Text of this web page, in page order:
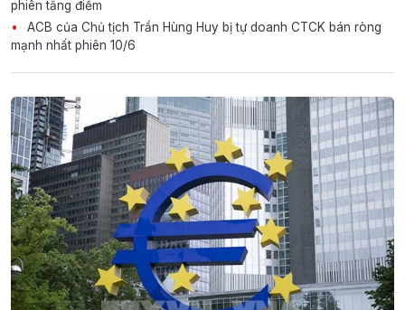
phiên tăng điểm
ACB của Chủ tịch Trần Hùng Huy bị tự doanh CTCK bán ròng
mạnh nhất phiên 10/6